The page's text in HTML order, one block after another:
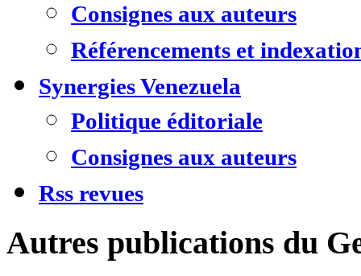
Consignes aux auteurs
Référencements et
Synergies Venezuela
Politique éditoriale
Consignes aux auteurs
Rss revues
Autres publications du